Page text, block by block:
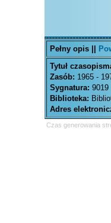
Pełny opis ||
Tytuł
Zasób: 1965 -
Sygnatura: 9019
Biblioteka:
Adres
Czas generowania